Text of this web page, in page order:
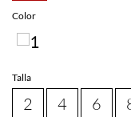
Color
Talla
4 6
2